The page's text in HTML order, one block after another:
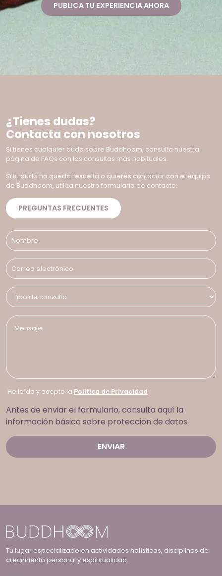
PUBLICA TU EXPERIENCIA AHORA
¿Tienes dudas?
Contacta con nosotros
Si tienes cualquier duda sobre Buddhoom, consulta nuestra
página de FAQs con las consultas más habituales.
Si tu duda no queda resuelta o quieres contactar con el equipo
de Buddhoom, utiliza nuestro formulario de contacto.
PREGUNTAS FRECUENTES
He leído y acepto la Política de Privacidad
Antes de enviar el formulario, consulta aquí la
información básica sobre protección de datos.
Tu lugar especializado en actividades holísticas, disciplinas de
crecimiento personal y espiritualidad.